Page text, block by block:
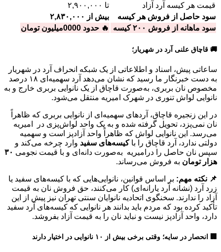
قیمت هر کیسه آرد آزاد
تا ۲,۹۰۰,۰۰۰
سود حاصل از فروش هر کیسه
بیش از ۲,۸۳۰,۰۰۰
سود ماهانه از فروش ۲۰۰ کیسه
🔥 حدود 0000میلیون تومان
🚚 قاچاق علنی آرد در شهریار؛
ساعاتی پیش، اسناد و اطلاعاتی از یک شبکه انحراف آرد در شهریار
به دست خبرنگار ما رسید که نشان می‌دهد آرد سهمیه‌ای ۱۸ درصد
مخصوص نان بربری، به‌صورت قاچاق از یک نانوایی بربری خارج و به
نانوایی لواش تنوری در شهرک امیریه منتقل می‌شود.
در این زنجیره قاچاق، آردهای سهمیه‌ای از نانوایی بربری که ظاهراً
نان نمی‌پزد، تحویل گرفته شده و به یک واحد لواش‌پزی در امیریه
می‌رسد. این نانوایی لواش که ظاهراً واحد آزادپز است و سهمیه
دولتی ندارد، آرد قاچاق را باکیسه‌های سفید وارد چرخه می‌کند و
سپس نان حاصل را درامیریه به‌صورت دانه‌ای و با قیمت نجومی ۳۰
هزار تومان به فروش می‌رساند.
📌 نکته مهم: بر اساس قوانین، نانوایی‌هایی که با کیسه‌های سفید یا
زرد آرد (نشانه آرد یارانه‌ای) کار می‌کنند، حق فروش نان به قیمت
آزاد را ندارند. سخنگوی اتحادیه نانوایان سنتی تهران نیز پیش از این
تأکید کرده بود که مردم باید بدانند هر نانوایی که کیسه‌های آرد سفید
دارد، واحد آزادپز نیست و نباید نان را به قیمت آزاد بفروشد.
🏢 انحصار در سایه؛ وقتی برخی بیش از ۱۰ نانوایی در اختیار دارند